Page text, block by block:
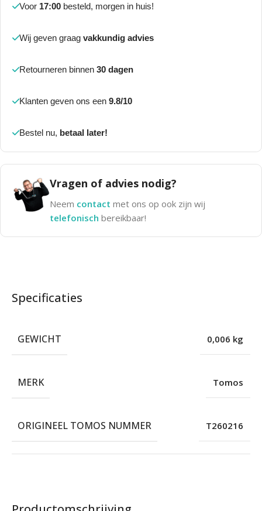
Voor 17:00 besteld, morgen in huis!
Wij geven graag vakkundig advies
Retourneren binnen 30 dagen
Klanten geven ons een 9.8/10
Bestel nu, betaal later!
Vragen of advies nodig?
Neem contact met ons op ook zijn wij
telefonisch bereikbaar!
Specificaties
GEWICHT 0,006 kg
MERK Tomos
ORIGINEEL TOMOS NUMMER T260216